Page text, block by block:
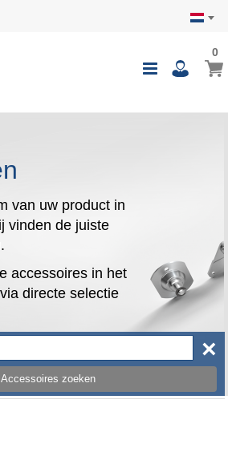
Toggle
00
van uw product in
vinden de juiste
accessoires in het
directe selectie
Accessoires zoeken
×